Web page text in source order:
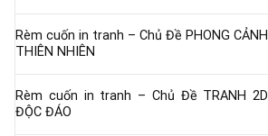
Rèm cuốn in tranh – Chủ Đề PHONG CẢNH
THIÊN NHIÊN
Rèm cuốn in tranh – Chủ Đề TRANH 2D
ĐỘC ĐÁO